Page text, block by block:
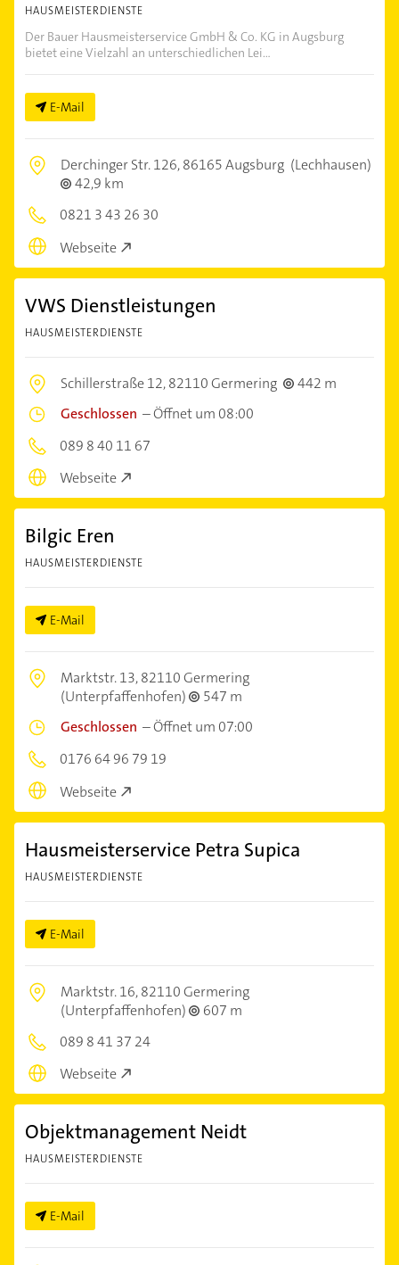
HAUSMEISTERDIENSTE
Der Bauer Hausmeisterservice GmbH & Co. KG in Augsburg
bietet eine Vielzahl an unterschiedlichen Lei...
E-Mail
Derchinger Str. 126,86165 Augsburg (Lechhausen)
42,9 km
0821 3 43 26 30
Webseite
VWS Dienstleistungen
HAUSMEISTERDIENSTE
Schillerstraße 12,82110 Germering
442 m
Geschlossen –Öffnet um 08:00
089 8 40 11 67
Webseite
Bilgic Eren
HAUSMEISTERDIENSTE
E-Mail
Marktstr. 13,82110 Germering
(Unterpfaffenhofen)
547 m
Geschlossen –Öffnet um 07:00
0176 64 96 79 19
Webseite
Hausmeisterservice Petra Supica
HAUSMEISTERDIENSTE
E-Mail
Marktstr. 16,82110 Germering
(Unterpfaffenhofen)
607 m
089 8 41 37 24
Webseite
Objektmanagement Neidt
HAUSMEISTERDIENSTE
E-Mail